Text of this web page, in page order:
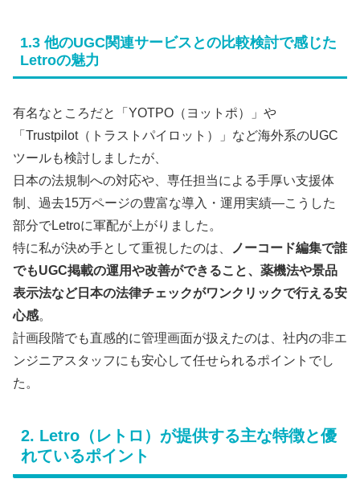
1.3 他のUGC関連サービスとの比較検討で感じた
Letroの魅力
有名なところだと「YOTPO（ヨットポ）」や
「Trustpilot（トラストパイロット）」など海外系のUGC
ツールも検討しましたが、
日本の法規制への対応や、専任担当による手厚い支援体
制、過去15万ページの豊富な導入・運用実績―こうした
部分でLetroに軍配が上がりました。
特に私が決め手として重視したのは、
ノーコード編集で誰
でもUGC掲載の運用や改善ができること、薬機法や景品
表示法など日本の法律チェックがワンクリックで行える安
心感。
計画段階でも直感的に管理画面が扱えたのは、社内の非エ
ンジニアスタッフにも安心して任せられるポイントでし
た。
2. Letro（レトロ）が提供する主な特徴と優
れているポイント